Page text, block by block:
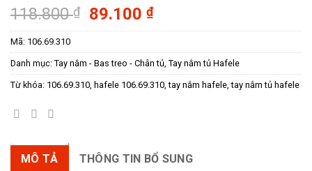
118.800₫
Giá
gốc
118.800 ₫.
89.100₫Giá
hiện
là:
89.100 ₫.
Mã: 106.69.310
Danh mục: Tay nắm - Bas treo - Chân tủ Tay nắm tủ Hafele
Từ khóa: 106.69.310 hafele 106.69.310 ,tay nắm hafele ,tay nắm tủ hafele
MÔ TẢ THÔNG TIN BỔ SUNG